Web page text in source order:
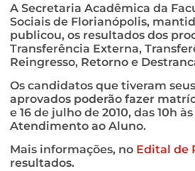
A Secretaria Acadêmica da
Sociais de Florianópolis,
publicou, os resultados dos
Transferência Externa,
Reingresso, Retorno e
Os candidatos que tiveram
aprovados poderão fazer
e 16 de julho de 2010, das 10h
Atendimento ao Aluno.
Mais informações, no Edital de
resultados.